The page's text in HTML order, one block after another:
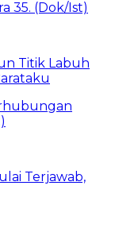
Titik Labuh
Terjawab,